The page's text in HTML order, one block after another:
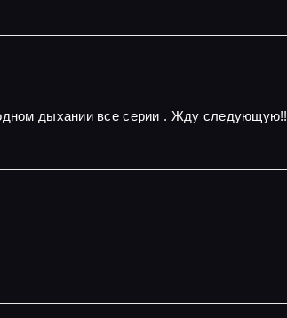
дыхании все серии . Жду следующую!!